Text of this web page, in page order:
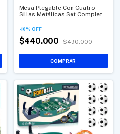
Mesa Plegable Con Cuatro
Sillas Metálicas Set Completo
-10% OFF
$440.000 $490.000